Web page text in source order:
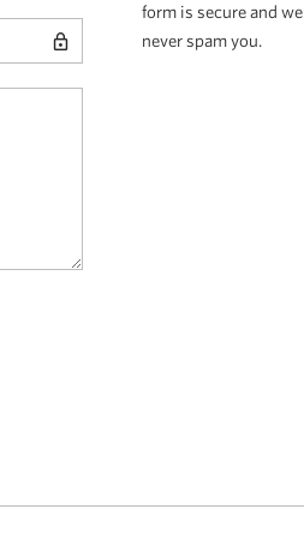
form is secure and we
never spam you.